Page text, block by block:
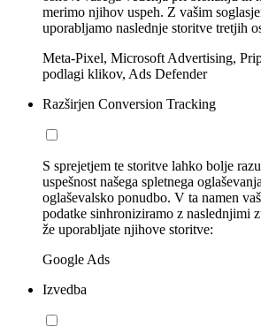
merimo njihov uspeh. Z vašim
uporabljamo naslednje storitve tretjih
Meta-Pixel, Microsoft Advertising,
podlagi klikov, Ads Defender
Razširjen Conversion Tracking
S sprejetjem te storitve lahko bolje
uspešnost našega spletnega
oglaševalsko ponudbo. V ta namen
podatke sinhroniziramo z naslednjimi
že uporabljate njihove storitve:
Google Ads
Izvedba